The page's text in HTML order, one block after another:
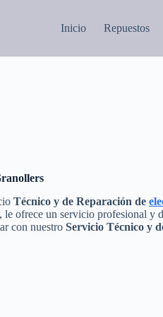
Inicio Repuestos
Técnico y de Reparación de
ofrece un servicio profesional y
con nuestro Servicio Técnico y